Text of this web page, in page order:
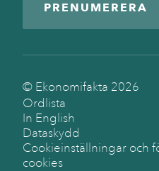
PRENUMERERA
© Ekonomifakta 2026
Ordlista
In English
Dataskydd
Cookieinställningar och
cookies